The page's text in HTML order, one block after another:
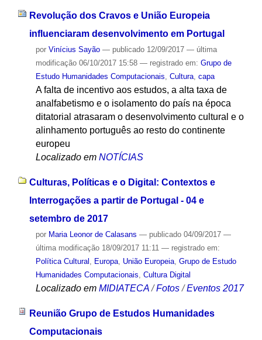
Revolução dos Cravos e União Europeia
influenciaram desenvolvimento em Portugal
por Vinícius Sayão — publicado12/09/2017 — última
modificação06/10/2017 15:58 — registrado em: Grupo de
Estudo Humanidades Computacionais, Cultura, capa
A falta de incentivo aos estudos, a alta taxa de
analfabetismo e o isolamento do país na época
ditatorial atrasaram o desenvolvimento cultural e o
alinhamento português ao resto do continente
europeu
Localizado em NOTÍCIAS
Culturas, Políticas e o Digital: Contextos e
Interrogações a partir de Portugal - 04 e
setembro de 2017
por Maria Leonor de Calasans — publicado04/09/2017 —
última modificação18/09/2017 11:11 — registrado em:
Política Cultural , Europa, União Europeia, Grupo de Estudo
Humanidades Computacionais, Cultura Digital
Localizado em MIDIATECA /Fotos /Eventos 2017
Reunião Grupo de Estudos Humanidades
Computacionais